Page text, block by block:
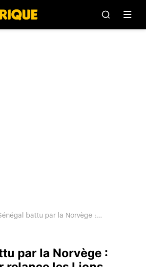
battu par la Norvège :...
par la Norvège :